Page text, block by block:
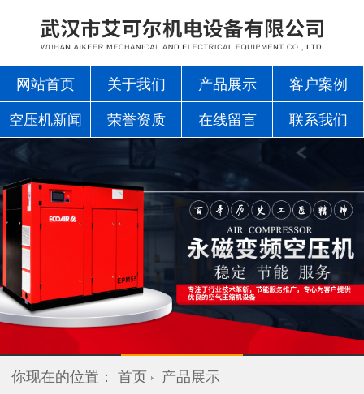
网站首页 关于我们 产品展示 客户案例
空压机新闻 荣誉资质 在线留言 联系我们
你现在的位置：首页 产品展示